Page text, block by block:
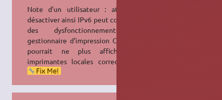
Note d'un utilisateur : attention,
désactiver ainsi IPv6 peut conduire à
des dysfonctionnements du
gestionnaire d'impression CUPS qui
pourrait ne plus afficher vos
imprimantes locales correctement.